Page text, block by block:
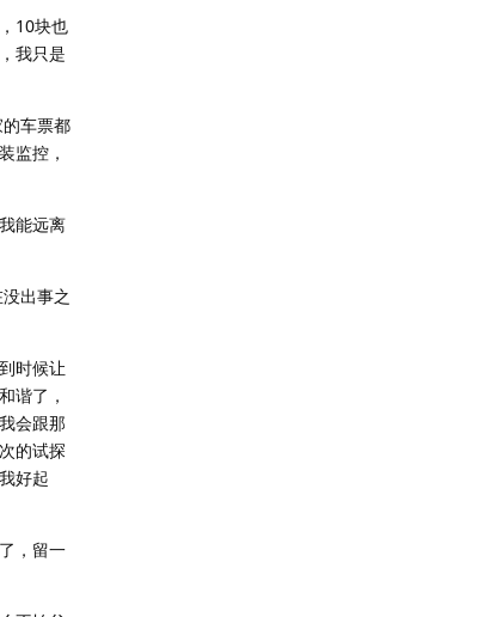
10块也
我只是
车票都
监控，
能远离
出事之
时候让
谐了，
会跟那
的试探
好起
，留一